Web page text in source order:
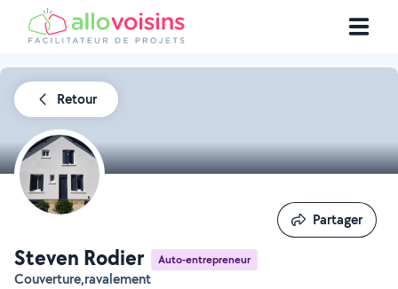
Retour
Steven Rodier Auto-entrepreneur
Couverture,ravalement
Partager
Partager